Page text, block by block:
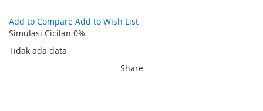
Add to Compare Add to Wish List
Simulasi Cicilan 0%
Tidak ada data
Share